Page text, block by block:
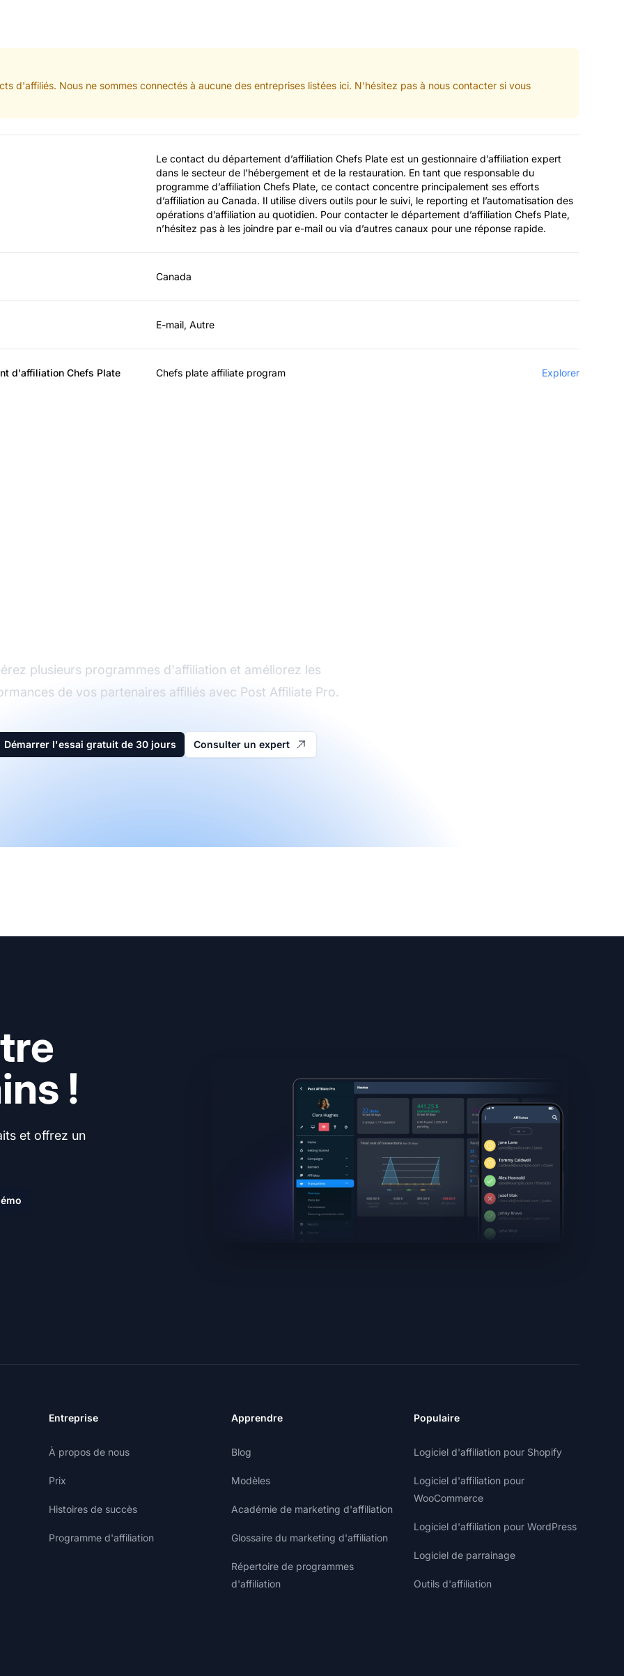
d'affiliés. Nous ne sommes connectés à aucune des entreprises listées ici. N'hésitez pas à nous contacter si vous
Le contact du département d’affiliation Chefs Plate est un gestionnaire d’affiliation expert
dans le secteur de l’hébergement et de la restauration. En tant que responsable du
programme d’affiliation Chefs Plate, ce contact concentre principalement ses efforts
d’affiliation au Canada. Il utilise divers outils pour le suivi, le reporting et l’automatisation des
opérations d’affiliation au quotidien. Pour contacter le département d’affiliation Chefs Plate,
n’hésitez pas à les joindre par e-mail ou via d’autres canaux pour une réponse rapide.
Canada
E-mail, Autre
d'affiliation Chefs Plate Chefs plate affiliate program Explorer
plusieurs programmes d'affiliation et améliorez les
de vos partenaires affiliés avec Post Affiliate Pro.
Démarrer l'essai gratuit de 30 jours Consulter un expert
!
et offrez un
Entreprise
À propos de nous
Prix
Histoires de succès
Programme d'affiliation
Apprendre
Blog
Modèles
Académie de marketing d'affiliation
Glossaire du marketing d'affiliation
Répertoire de programmes
d'affiliation
Populaire
Logiciel d'affiliation pour Shopify
Logiciel d'affiliation pour
WooCommerce
Logiciel d'affiliation pour WordPress
Logiciel de parrainage
Outils d'affiliation